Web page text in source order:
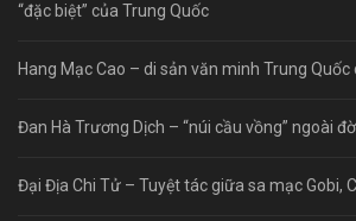
“đặc biệt” của Trung Quốc
Hang Mạc Cao – di sản văn minh Trung Quốc
Đan Hà Trương Dịch – “núi cầu vồng” ngoài
Đại Địa Chi Tử – Tuyệt tác giữa sa mạc Gobi,